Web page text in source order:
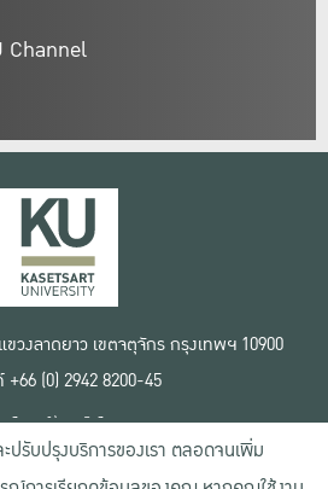
Channel
วงลาดยาว เขตจตุจักร กรุงเทพฯ 10900
(0) 2942 8200-45
นไขการใช้งานเว็บไซต์
ตกลงด้านสิทธิ์ใช้งาน
บายความเป็นส่วนตัว
ปรับปรุงบริการของเรา ตลอดจนเพิ่ม